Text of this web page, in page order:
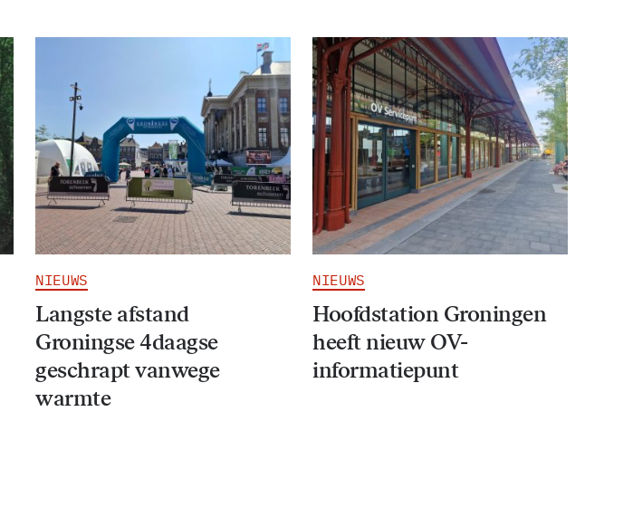
NIEUWS
Langste afstand
Groningse 4daagse
geschrapt vanwege
warmte
NIEUWS
Hoofdstation Groningen
heeft nieuw OV-
informatiepunt